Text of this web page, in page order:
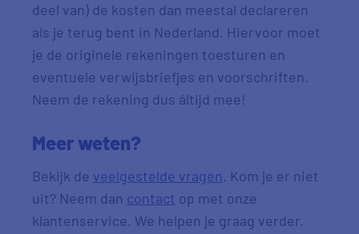
deel van) de kosten dan meestal declareren
als je terug bent in Nederland. Hiervoor moet
je de originele rekeningen toesturen en
eventuele verwijsbriefjes en voorschriften.
Neem de rekening dus áltijd mee!
Meer weten?
Bekijk de veelgestelde vragen. Kom je er niet
uit? Neem dan contact op met onze
klantenservice. We helpen je graag verder.